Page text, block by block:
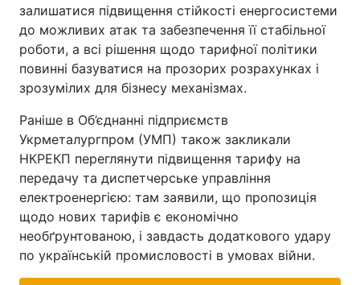
залишатися підвищення стійкості енергосистеми
до можливих атак та забезпечення її стабільної
роботи, а всі рішення щодо тарифної політики
повинні базуватися на прозорих розрахунках і
зрозумілих для бізнесу механізмах.
Раніше в Об’єднанні підприємств
Укрметалургпром (УМП) також закликали
НКРЕКП переглянути підвищення тарифу на
передачу та диспетчерське управління
електроенергією: там заявили, що пропозиція
щодо нових тарифів є економічно
необґрунтованою, і завдасть додаткового удару
по українській промисловості в умовах війни.